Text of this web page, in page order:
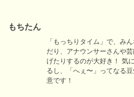
もちたん
「もっちりタイム」で、み
だり、アナウンサーさんや
げたりするのが大好き！ 気
るし、「へぇ〜」ってなる
意です！